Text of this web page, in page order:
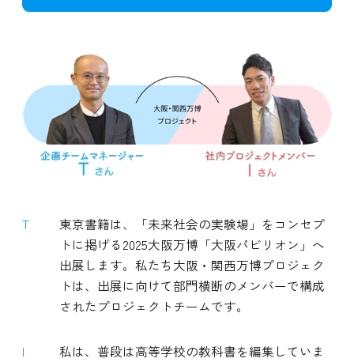
T
東京書籍は、「未来社会の実験場」をコンセプ
トに掲げる2025大阪万博「大阪パビリオン」へ
出展します。私たち大阪・関西万博プロジェク
トは、出展に向けて部門横断のメンバーで構成
されたプロジェクトチームです。
I
私は、普段は高等学校の教科書を編集していま